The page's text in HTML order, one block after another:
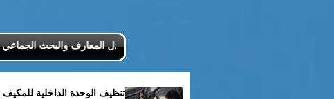
شاركنا تبادل المعارف والبحث الجماعي
تنظيف الوحدة الداخلية